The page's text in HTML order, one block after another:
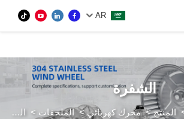
var images =
images.length; i++) { if (!images[i].getAttribute('alt')) {
AR
بحث الشفرة
المنتج>محرك كهربائي>الملحقات > الشفرة